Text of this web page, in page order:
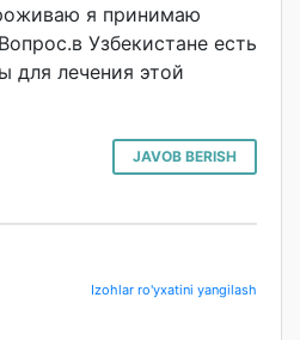
я принимаю
Узбекистане есть
для лечения этой
JAVOB BERISH
Izohlar ro'yxatini yangilash